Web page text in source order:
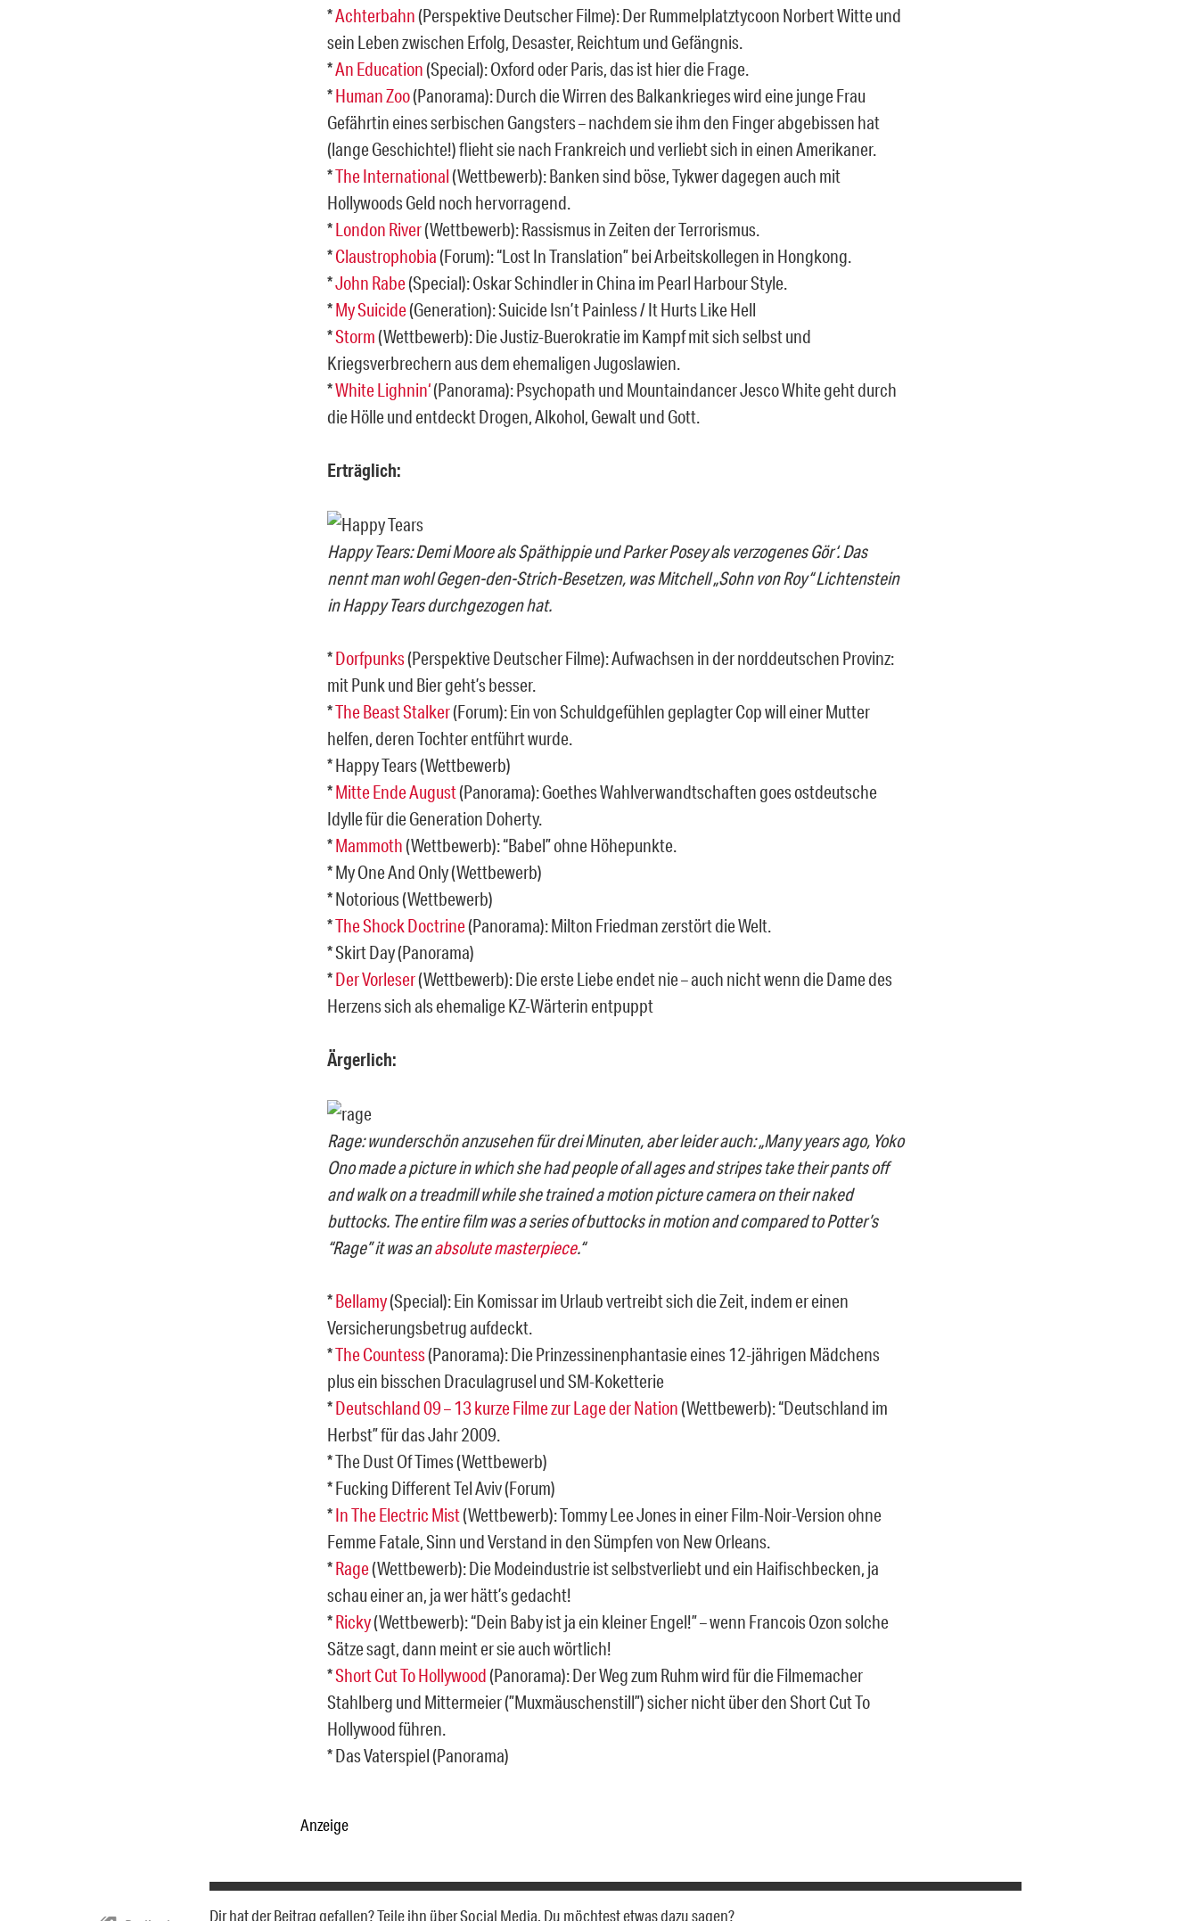
*Achterbahn(Perspektive Deutscher Filme): Der Rummelplatztycoon Norbert Witte und
sein Leben zwischen Erfolg, Desaster, Reichtum und Gefängnis.
*An Education(Special): Oxford oder Paris, das ist hier die Frage.
*Human Zoo(Panorama): Durch die Wirren des Balkankrieges wird eine junge Frau
Gefährtin eines serbischen Gangsters – nachdem sie ihm den Finger abgebissen hat
(lange Geschichte!) flieht sie nach Frankreich und verliebt sich in einen Amerikaner.
*The International(Wettbewerb): Banken sind böse, Tykwer dagegen auch mit
Hollywoods Geld noch hervorragend.
*London River(Wettbewerb): Rassismus in Zeiten der Terrorismus.
*Claustrophobia(Forum): “Lost In Translation” bei Arbeitskollegen in Hongkong.
*John Rabe(Special): Oskar Schindler in China im Pearl Harbour Style.
*My Suicide(Generation): Suicide Isn’t Painless / It Hurts Like Hell
*Storm(Wettbewerb): Die Justiz-Buerokratie im Kampf mit sich selbst und
Kriegsverbrechern aus dem ehemaligen Jugoslawien.
*White Lighnin‘(Panorama): Psychopath und Mountaindancer Jesco White geht durch
die Hölle und entdeckt Drogen, Alkohol, Gewalt und Gott.
Erträglich:
Happy Tears: Demi Moore als Späthippie und Parker Posey als verzogenes Gör‘. Das
nennt man wohl Gegen-den-Strich-Besetzen, was Mitchell „Sohn von Roy“ Lichtenstein
in Happy Tears durchgezogen hat.
*Dorfpunks(Perspektive Deutscher Filme): Aufwachsen in der norddeutschen Provinz:
mit Punk und Bier geht’s besser.
*The Beast Stalker(Forum): Ein von Schuldgefühlen geplagter Cop will einer Mutter
helfen, deren Tochter entführt wurde.
* Happy Tears (Wettbewerb)
*Mitte Ende August(Panorama): Goethes Wahlverwandtschaften goes ostdeutsche
Idylle für die Generation Doherty.
*Mammoth(Wettbewerb): “Babel” ohne Höhepunkte.
* My One And Only (Wettbewerb)
* Notorious (Wettbewerb)
*The Shock Doctrine(Panorama): Milton Friedman zerstört die Welt.
* Skirt Day (Panorama)
*Der Vorleser(Wettbewerb): Die erste Liebe endet nie – auch nicht wenn die Dame des
Herzens sich als ehemalige KZ-Wärterin entpuppt
Ärgerlich:
Rage: wunderschön anzusehen für drei Minuten, aber leider auch: „Many years ago, Yoko
Ono made a picture in which she had people of all ages and stripes take their pants off
and walk on a treadmill while she trained a motion picture camera on their naked
buttocks. The entire film was a series of buttocks in motion and compared to Potter’s
“Rage” it was anabsolute masterpiece.“
*Bellamy(Special): Ein Komissar im Urlaub vertreibt sich die Zeit, indem er einen
Versicherungsbetrug aufdeckt.
*The Countess(Panorama): Die Prinzessinenphantasie eines 12-jährigen Mädchens
plus ein bisschen Draculagrusel und SM-Koketterie
*Deutschland 09 – 13 kurze Filme zur Lage der Nation(Wettbewerb): “Deutschland im
Herbst” für das Jahr 2009.
* The Dust Of Times (Wettbewerb)
* Fucking Different Tel Aviv (Forum)
*In The Electric Mist(Wettbewerb): Tommy Lee Jones in einer Film-Noir-Version ohne
Femme Fatale, Sinn und Verstand in den Sümpfen von New Orleans.
*Rage(Wettbewerb): Die Modeindustrie ist selbstverliebt und ein Haifischbecken, ja
schau einer an, ja wer hätt’s gedacht!
*Ricky(Wettbewerb): “Dein Baby ist ja ein kleiner Engel!” – wenn Francois Ozon solche
Sätze sagt, dann meint er sie auch wörtlich!
*Short Cut To Hollywood(Panorama): Der Weg zum Ruhm wird für die Filmemacher
Stahlberg und Mittermeier (”Muxmäuschenstill”) sicher nicht über den Short Cut To
Hollywood führen.
* Das Vaterspiel (Panorama)
Anzeige
Dir hat der Beitrag gefallen? Teile ihn über Social Media. Du möchtest etwas dazu sagen?